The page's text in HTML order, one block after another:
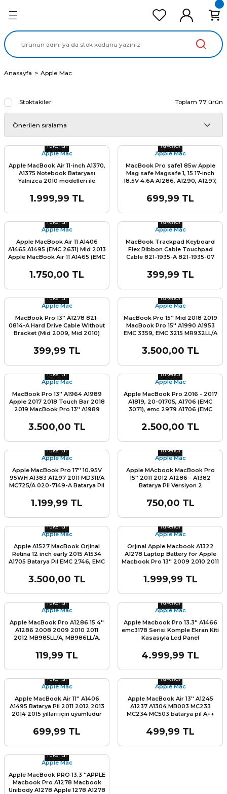
Ekran Panel
Data Kablo
Anasayfa Apple Mac
Stoktakiler Toplam 77 ürün
Tükendi
Apple Mac
Apple MacBook Air 11-inch A1370,
A1375 Notebook Bataryası
Yalnızca 2010 modelleri ile
2011 modelleri ile uyumlu değildir!
1.999,99 TL
Tükendi
Apple Mac
MacBook Pro safe1 85w Apple
Mag safe Magsafe 1, 15 17-inch
18.5V 4.6A A1286, A1290, A1297,
A1172 A1189 A1211 A1226 A1229,
A1172 A1297 A1260, 661-3994,
ADP-90UB, 611-0377, 661-4259,
Şarj Cihaz
699,99 TL
Tükendi
Apple Mac
Apple MacBook Air 11 A1406
A1465 A1495 (EMC 2631) Mid 2013
Apple MacBook Air 11 A1465 (EMC
Air 11 A1465 (EMC 2631) 020-
7376-A batarya pil 2012 2013
2014 2015 yılları için uyumludur
degildir)
1.750,00 TL
Tükendi
Apple Mac
MacBook Trackpad Keyboard
Flex Ribbon Cable Touchpad
Cable 821-1935-A 821-1935-07
2015 2016 Year
399,99 TL
Tükendi
Apple Mac
MacBook Pro 13'' A1278 821-
0814-A Hard Drive Cable Without
Bracket (Mid 2009, Mid 2010)
399,99 TL
Tükendi
Apple Mac
MacBook Pro 15'' Mid 2018 2019
MacBook Pro 15'' A1990 A1953
EMC 3359, EMC 3215 MR932LL/A
MV912LL/A MV922LL/A
MV932LL/A MV942LL/A or
MV952LL/A 020-02391 Batarya
3.500,00 TL
Tükendi
Apple Mac
MacBook Pro 13'' A1964 A1989
Apple 2017 2018 Touch Bar 2018
2019 MacBook Pro 13'' A1989
MV972LL/A, MV982LL/A,
MV992LL/A, MV9A2LL/A Batarya
Apple Pil
3.500,00 TL
Tükendi
Apple Mac
Apple MacBook Pro 2016 - 2017
A1819, 20-01705, A1706 (EMC
3071), emc 2979 A1706 (EMC
MLH12LL/A batarya apple pil
2.500,00 TL
Tükendi
Apple Mac
Apple MacBook Pro 17'' 10.95V
95WH A1383 A1297 2011 MD311/A
MC725/A 020-7149-A Batarya Pil
1.199,99 TL
Tükendi
Apple Mac
Apple MAcbook MacBook Pro
15'' 2011 2012 A1286 - A1382
Batarya Pil Versiyon 2
750,00 TL
Tükendi
Apple Mac
Apple A1527 MacBook Orjinal
Retina 12 inch early 2015 A1534
A1705 Batarya Pil EMC 2746, EMC
3.500,00 TL
Tükendi
Apple Mac
Orjınal Apple Macbook A1322
A1278 Laptop Battery for Apple
Macbook Pro 13'' 2009 2010 2011
10.8v 4400mah
1.999,99 TL
Tükendi
Apple Mac
Apple MacBook Pro A1286 15.4''
A1286 2008 2009 2010 2011
2012 MB985LL/A, MB986LL/A,
MC373LL/A, MC721LL/A,
MC723LL/A, MD103LL/A,
MD104LL/A, MC118LL/A,
MC026LL/A Klavye Tuş Takımı
119,99 TL
Tükendi
Apple Mac
Apple Macbook Pro 13.3'' A1466
emc3178 Serisi Komple Ekran Kiti
Kasasıyla Lcd Panel
4.999,99 TL
Tükendi
Apple Mac
Apple MacBook Air 11'' A1406
A1495 Batarya Pil 2011 2012 2013
2014 2015 yılları için uyumludur
699,99 TL
Tükendi
Apple Mac
Apple MacBook Air 13'' A1245
A1237 A1304 MB003 MC233
MC234 MC503 batarya pil A++
499,99 TL
Tükendi
Apple Mac
Apple MacBook PRO 13.3 ''APPLE
Macbook Pro A1278 Macbook
Unibody A1278 Apple 1278 A1278